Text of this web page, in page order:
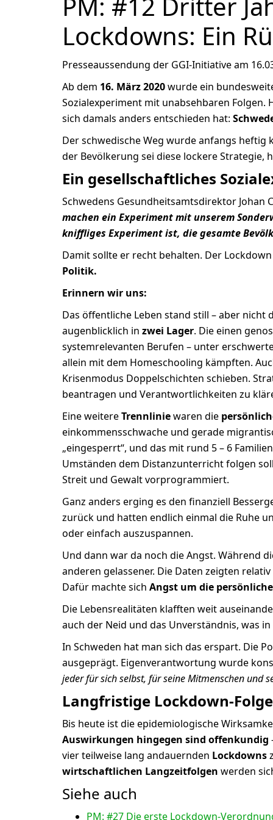
Lockdowns: Ein
Presseaussendung der GGI-Initiative am
Ab dem 16. März 2020wurde ein
Sozialexperiment mit unabsehbaren Folgen.
sich damals anders entschieden hat:
Der schwedische Weg wurde anfangs
der Bevölkerung sei diese lockere Strategie,
Ein gesellschaftliches
Schwedens Gesundheitsamtsdirektor Johan
machen ein Experiment mit unserem
kniffliges Experiment ist, die gesamte
Damit sollte er recht behalten. Der
Politik.
Erinnern wir uns:
Das öffentliche Leben stand still – aber nicht
augenblicklich in zwei Lager. Die einen
systemrelevanten Berufen – unter
allein mit dem Homeschooling kämpften.
Krisenmodus Doppelschichten schieben.
beantragen und Verantwortlichkeiten zu
Eine weitereTrennliniewaren die
einkommensschwache und gerade
„eingesperrt“, und das mit rund 5 – 6
Umständen dem Distanzunterricht folgen
Streit und Gewalt vorprogrammiert.
Ganz anders erging es den finanziell
zurück und hatten endlich einmal die Ruhe
oder einfach auszuspannen.
Und dann war da noch die Angst. Während
anderen gelassener. Die Daten zeigten
Dafür machte sich Angst um die
Die Lebensrealitäten klafften weit
auch der Neid und das Unverständnis, was
In Schweden hat man sich das erspart. Die
ausgeprägt. Eigenverantwortung wurde
jeder für sich selbst, für seine Mitmenschen und
Langfristige Lockdown-
Bis heute ist die epidemiologische
Auswirkungen hingegen sind offenkundig
vier teilweise lang andauernden Lockdowns
wirtschaftlichen Langzeitfolgen werden
Siehe auch
PM: #27 Die erste Lockdown-